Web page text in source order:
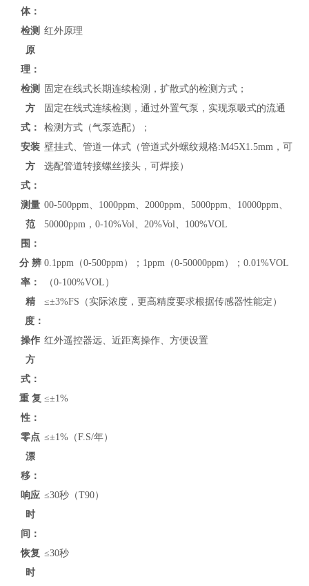
体：
检测
原
理：
红外原理
检测
方
式：
固定在线式长期连续检测，扩散式的检测方式；
固定在线式连续检测，通过外置气泵，实现泵吸式的流通
检测方式（气泵选配）；
安装
方
式：
壁挂式、管道一体式（管道式外螺纹规格:M45X1.5mm，可
选配管道转接螺丝接头，可焊接）
测量
范
围：
00-500ppm、1000ppm、2000ppm、5000ppm、10000ppm、
50000ppm，0-10%Vol、20%Vol、100%VOL
分 辨
率：
0.1ppm（0-500ppm）；1ppm（0-50000ppm）；0.01%VOL
（0-100%VOL）
精
度：
≤±3%FS（实际浓度，更高精度要求根据传感器性能定）
操作
方
式：
红外遥控器远、近距离操作、方便设置
重 复
性：
≤±1%
零点
漂
移：
≤±1%（F.S/年）
响应
时
间：
≤30秒（T90）
恢复
时
≤30秒